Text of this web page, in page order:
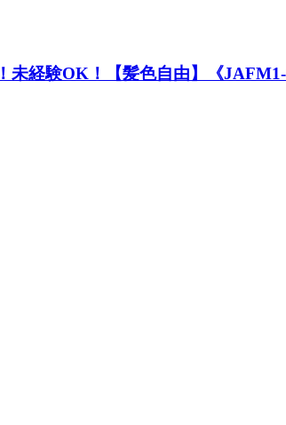
未経験OK！【髪色自由】《JAFM1-